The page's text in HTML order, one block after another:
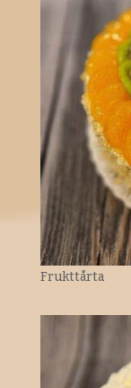
Frukttårta